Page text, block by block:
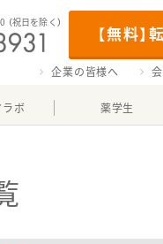
【無料】
（祝日を除く）
企業の皆様へ
ボ 薬学生